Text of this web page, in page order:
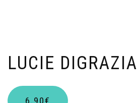
LUCIE DIGRAZIA